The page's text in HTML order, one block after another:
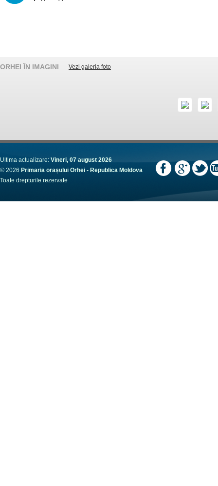
ORHEI ÎN IMAGINI Vezi galeria foto
Ultima actualizare: Vineri, 07 august 2026
© 2026 Primaria orașului Orhei - Republica Moldova
Toate drepturile rezervate